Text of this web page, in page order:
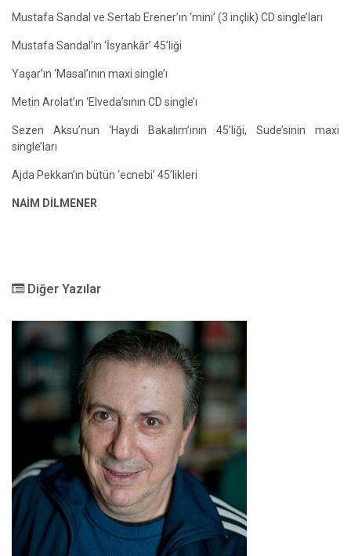
Mustafa Sandal ve Sertab Erener’ın ‘mini’ (3 inçlik) CD single’ları
Mustafa Sandal’ın ‘İsyankâr’ 45’liği
Yaşar’ın ‘Masal’ının maxi single’ı
Metin Arolat’ın ‘Elveda’sının CD single’ı
Sezen Aksu’nun ‘Haydi Bakalım’ının 45’liği, Sude’sinin maxi
single’ları
Ajda Pekkan’ın bütün ‘ecnebi’ 45’likleri
NAİM DİLMENER
Diğer Yazılar